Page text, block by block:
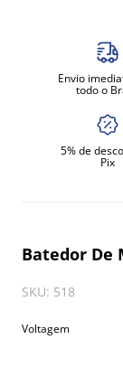
Envio
todo o
5% de
Pix
Batedor De
SKU: 518
Voltagem
fritadeira
robot